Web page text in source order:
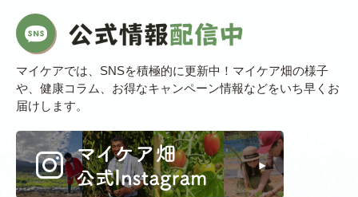
マイケアでは、SNSを積極的に更新中！マイケア畑の様子
や、健康コラム、お得なキャンペーン情報などをいち早くお
届けします。